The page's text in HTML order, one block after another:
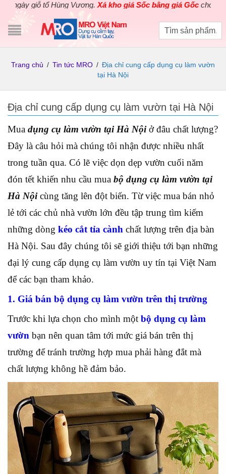
giỗ tổ Hùng Vương.Xả kho giá Sốc bằng giá Gốccho các sản
Trang chủ / Tin tức MRO / Địa chỉ cung cấp dụng cụ làm vườn
tại Hà Nội
Địa chỉ cung cấp dụng cụ làm vườn tại Hà Nội
Mua dụng cụ làm vườn tại Hà Nộiở đâu chất lượng?
Đây là câu hỏi mà chúng tôi nhận được nhiều nhất
trong tuần qua. Có lẽ việc dọn dẹp vườn cuối năm
đón tết khiến nhu cầu mua bộ dụng cụ làm vườn tại
Hà Nội cùng tăng lên đột biến. Từ việc mua bán nhỏ
lẻ tới các chủ nhà vườn lớn đều tập trung tìm kiếm
những dòng kéo cắt tỉa cành chất lượng trên địa bàn
Hà Nội. Sau đây chúng tôi sẽ giới thiệu tới bạn những
đại lý cung cấp dụng cụ làm vườn uy tín tại Việt Nam
để các bạn tham khảo.
1. Giá bán bộ dụng cụ làm vườn trên thị trường
Trước khi lựa chọn cho mình một bộ dụng cụ làm
vườn bạn nên quan tâm tới mức giá bán trên thị
trường để tránh trường hợp mua phải hàng đắt mà
chất lượng không hề đảm bảo.